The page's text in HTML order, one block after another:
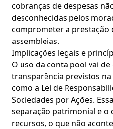
cobranças de despesas
desconhecidas pelos
comprometer a prestação
assembleias.
Implicações legais e
O uso da conta pool vai
transparência previstos
como a Lei de
Sociedades por Ações.
separação patrimonial e
recursos, o que não